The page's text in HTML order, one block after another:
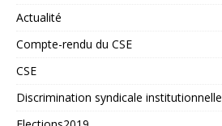
Actualité
Compte-rendu du CSE
CSE
Discrimination syndicale institutionnelle